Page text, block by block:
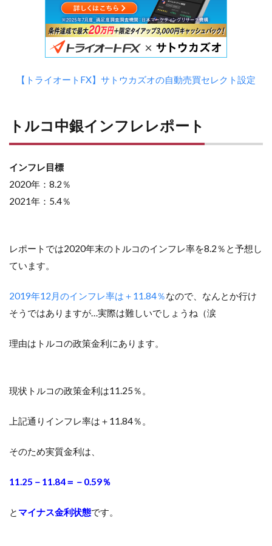
【トライオートFX】サトウカズオの自動売買セレクト設定
トルコ中銀インフレレポート
インフレ目標
2020年：8.2％
2021年：5.4％
レポートでは2020年末のトルコのインフレ率を8.2％と予想し
ています。
2019年12月のインフレ率は＋11.84％なので、なんとか行け
そうではありますが…実際は難しいでしょうね（涙
理由はトルコの政策金利にあります。
現状トルコの政策金利は11.25％。
上記通りインフレ率は＋11.84％。
そのため実質金利は、
11.25－11.84＝－0.59％
と マイナス金利状態です。